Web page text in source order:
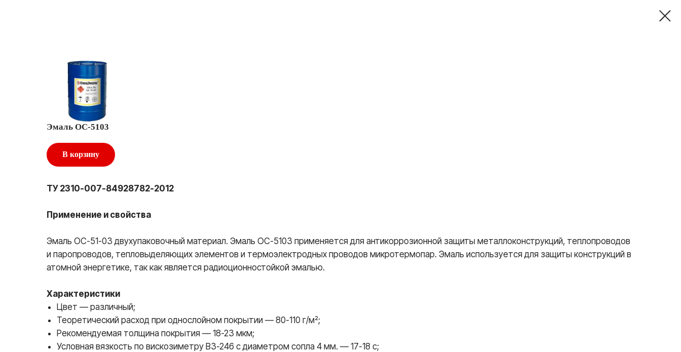
Эмаль ОС-5103
В корзину
ТУ 2310-007-84928782-2012
Применение и свойства
Эмаль ОС-51-03 двухупаковочный материал. Эмаль ОС-5103 применяется для антикоррозионной защиты металлоконструкций, теплопроводов
и паропроводов, тепловыделяющих элементов и термоэлектродных проводов микротермопар. Эмаль используется для защиты конструкций в
атомной энергетике, так как является радиоционностойкой эмалью.
Характеристики
Цвет — различный;
Теоретический расход при однослойном покрытии — 80-110 г/м²;
Рекомендуемая толщина покрытия — 18-23 мкм;
Условная вязкость по вискозиметру ВЗ-246 с диаметром сопла 4 мм. — 17-18 c;